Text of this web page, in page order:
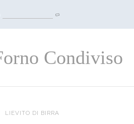
LIEVITO DI BIRRA